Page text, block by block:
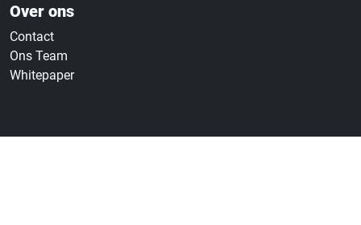
Over ons
Contact
Ons Team
Whitepaper